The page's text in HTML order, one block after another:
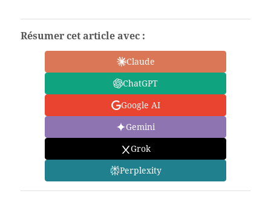
Résumer cet article avec :
Claude
ChatGPT
Google AI
Gemini
Grok
Perplexity